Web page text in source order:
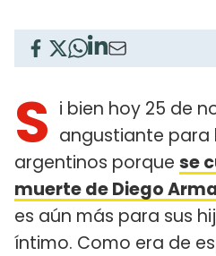
S i bien hoy 25 de
angustiante para
argentinos porque se
muerte de Diego
es aún más para sus
íntimo. Como era de